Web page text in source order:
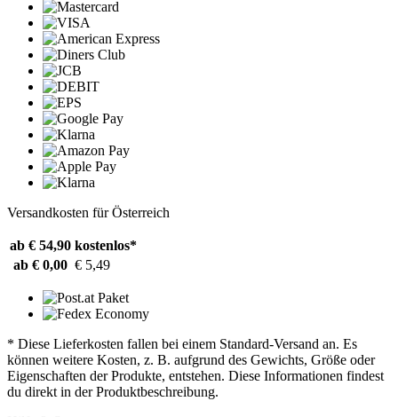
Versandkosten für Österreich
ab € 54,90 kostenlos*
ab € 0,00 € 5,49
* Diese Lieferkosten fallen bei einem Standard-Versand an. Es
können weitere Kosten, z. B. aufgrund des Gewichts, Größe oder
Eigenschaften der Produkte, entstehen. Diese Informationen findest
du direkt in der Produktbeschreibung.